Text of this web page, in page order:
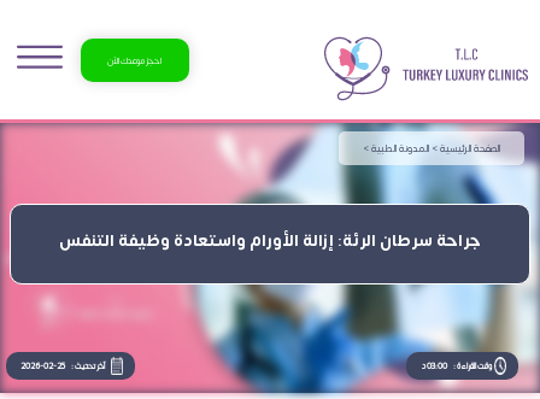
احجز موعدك الآن
جراحة سرطان الرئة: إزالة الأورام واستعادة وظيفة التنفس
الصفحة الرئيسية >المدونة الطبية >
وقت القراءة : 03:00 د آخر تحديث : 2026-02-25